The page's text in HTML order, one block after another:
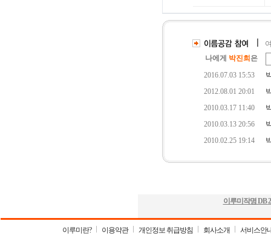
이루미작명 DB
이루미란? 이용약관 개인정보 취급방침 회사소개 서비스안